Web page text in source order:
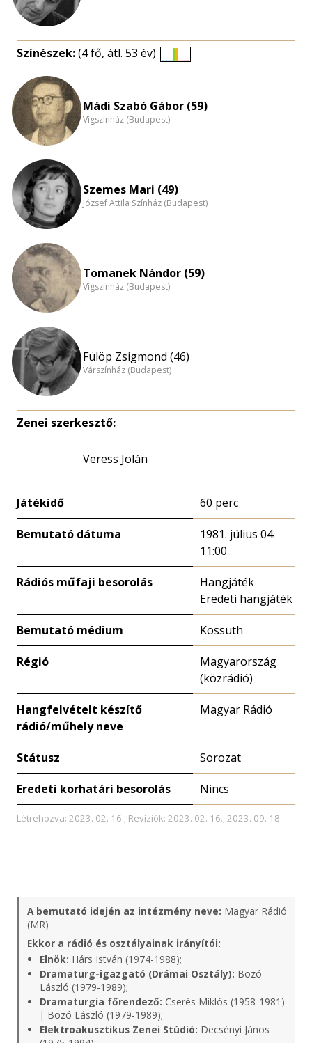
Színészek:(4 fő, átl. 53 év)
nagyítása
Mádi Szabó Gábor (59)
Vígszínház (Budapest)
Szemes Mari (49)
József Attila Színház (Budapest)
Tomanek Nándor (59)
Vígszínház (Budapest)
Fülöp Zsigmond (46)
Várszínház (Budapest)
Zenei szerkesztő:
Veress Jolán
Játékidő 60 perc
Bemutató dátuma
1981. július 04.
11:00
Rádiós műfaji besorolás
Hangjáték
Eredeti hangjáték
Bemutató médium Kossuth
Régió
Magyarország
(közrádió)
Hangfelvételt készítő
rádió/műhely neve
Magyar Rádió
Státusz Sorozat
Eredeti korhatári besorolás Nincs
Létrehozva: 2023. 02. 16.; Revíziók: 2023. 02. 16.; 2023. 09. 18.
A bemutató idején az intézmény neve: Magyar Rádió
(MR)
Ekkor a rádió és osztályainak irányítói:
Elnök: Hárs István (1974-1988);
Dramaturg-igazgató (Drámai Osztály): Bozó
László (1979-1989);
Dramaturgia főrendező: Cserés Miklós (1958-1981)
| Bozó László (1979-1989);
Elektroakusztikus Zenei Stúdió: Decsényi János